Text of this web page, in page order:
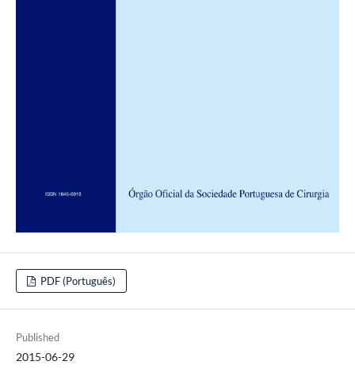
PDF (Português)
Published
2015-06-29